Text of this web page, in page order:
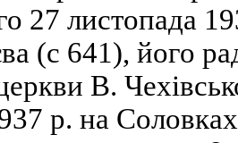
27 листопада
(с 641), його
В.
р. на